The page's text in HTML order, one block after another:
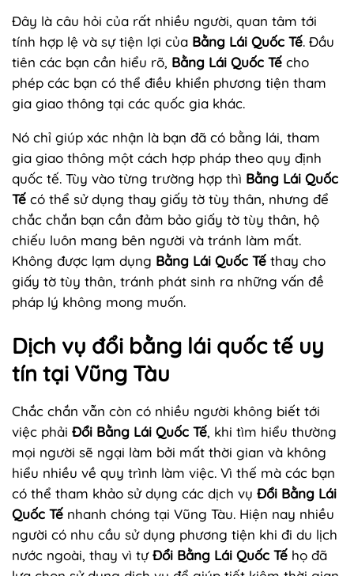
Đây là câu hỏi của rất nhiều người, quan tâm tới
tính hợp lệ và sự tiện lợi của Bằng Lái Quốc Tế. Đầu
tiên các bạn cần hiểu rõ, Bằng Lái Quốc Tế cho
phép các bạn có thể điều khiển phương tiện tham
gia giao thông tại các quốc gia khác.
Nó chỉ giúp xác nhận là bạn đã có bằng lái, tham
gia giao thông một cách hợp pháp theo quy định
quốc tế. Tùy vào từng trường hợp thì Bằng Lái Quốc
Tế có thể sử dụng thay giấy tờ tùy thân, nhưng để
chắc chắn bạn cần đảm bảo giấy tờ tùy thân, hộ
chiếu luôn mang bên người và tránh làm mất.
Không được lạm dụng Bằng Lái Quốc Tế thay cho
giấy tờ tùy thân, tránh phát sinh ra những vấn đề
pháp lý không mong muốn.
Dịch vụ đổi bằng lái quốc tế uy
tín tại Vũng Tàu
Chắc chắn vẫn còn có nhiều người không biết tới
việc phải Đổi Bằng Lái Quốc Tế, khi tìm hiểu thường
mọi người sẽ ngại làm bởi mất thời gian và không
hiểu nhiều về quy trình làm việc. Vì thế mà các bạn
có thể tham khảo sử dụng các dịch vụ Đổi Bằng Lái
Quốc Tế nhanh chóng tại Vũng Tàu. Hiện nay nhiều
người có nhu cầu sử dụng phương tiện khi đi du lịch
nước ngoài, thay vì tựĐổi Bằng Lái Quốc Tế họ đã